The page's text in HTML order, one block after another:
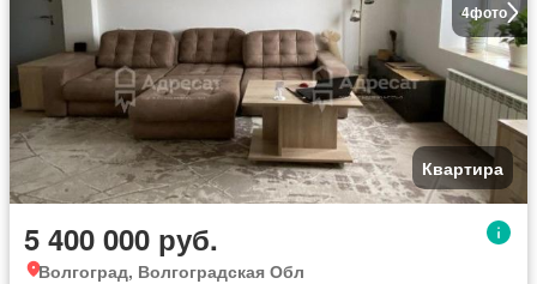
4фото
Квартира
5 400 000 руб.
Волгоград, Волгоградская Обл